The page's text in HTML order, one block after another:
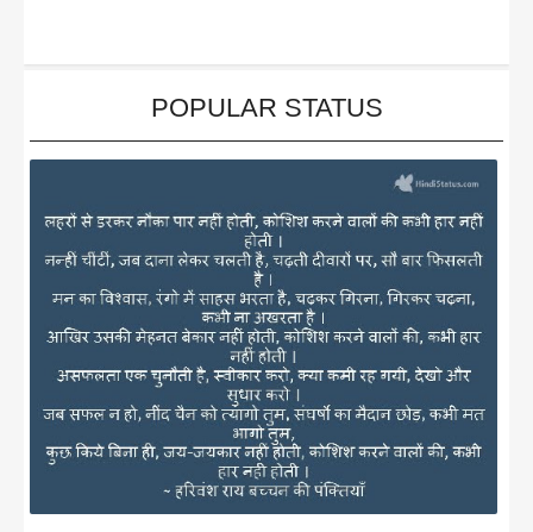
POPULAR STATUS